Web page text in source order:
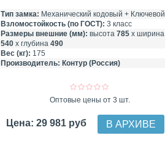
Тип замка: Механический кодовый + Ключевой
Взломостойкость (по ГОСТ): 3 класс
Размеры внешние (мм): высота785 х ширина
540 х глубина490
Вес (кг): 175
Производитель: Контур (Россия)
Оптовые цены от 3 шт.
Цена: 29 981 руб В АРХИВЕ